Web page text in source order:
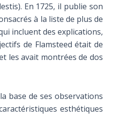
En 1725, il publie son
à la liste de plus de
incluent des explications,
de Flamsteed était de
les avait montrées de dos
base de ses observations
esthétiques